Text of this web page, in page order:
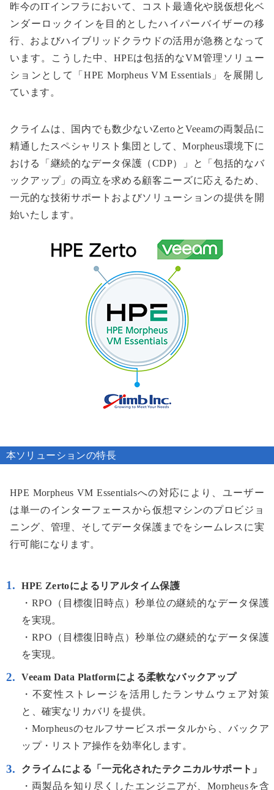
昨今のITインフラにおいて、コスト最適化や脱仮想化ベ
ンダーロックインを目的としたハイパーバイザーの移
行、およびハイブリッドクラウドの活用が急務となって
います。こうした中、HPEは包括的なVM管理ソリュー
ションとして「HPE Morpheus VM Essentials」を展開し
ています。
クライムは、国内でも数少ないZertoとVeeamの両製品に
精通したスペシャリスト集団として、Morpheus環境下に
おける「継続的なデータ保護（CDP）」と「包括的なバ
ックアップ」の両立を求める顧客ニーズに応えるため、
一元的な技術サポートおよびソリューションの提供を開
始いたします。
本ソリューションの特長
HPE Morpheus VM Essentialsへの対応により、ユーザー
は単一のインターフェースから仮想マシンのプロビジョ
ニング、管理、そしてデータ保護までをシームレスに実
行可能になります。
HPE Zertoによるリアルタイム保護
・RPO（目標復旧時点）秒単位の継続的なデータ保護
を実現。
・RPO（目標復旧時点）秒単位の継続的なデータ保護
を実現。
Veeam Data Platformによる柔軟なバックアップ
・不変性ストレージを活用したランサムウェア対策
と、確実なリカバリを提供。
・Morpheusのセルフサービスポータルから、バックア
ップ・リストア操作を効率化します。
クライムによる「一元化されたテクニカルサポート」
・両製品を知り尽くしたエンジニアが、Morpheusを含